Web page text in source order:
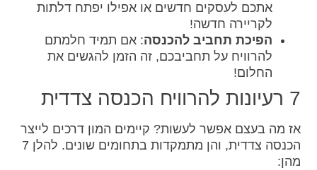
אתכם לעסקים חדשים או אפילו יפתח דלתות
לקריירה חדשה!
הפיכת תחביב להכנסה: אם תמיד חלמתם
להרוויח על תחביבכם, זה הזמן להגשים את
החלום!
7 רעיונות להרוויח הכנסה צדדית
אז מה בעצם אפשר לעשות? קיימים המון דרכים לייצר
הכנסה צדדית, והן מתמקדות בתחומים שונים. להלן 7
מהן: